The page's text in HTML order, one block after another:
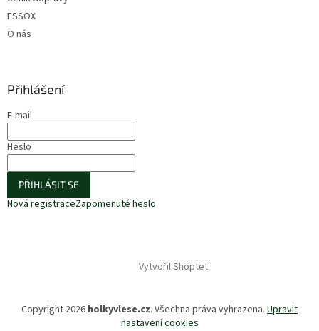
ESSOX
O nás
Přihlášení
E-mail
Heslo
PŘIHLÁSIT SE
Nová registraceZapomenuté heslo
Vytvořil Shoptet
Copyright 2026 holkyvlese.cz. Všechna práva vyhrazena. Upravit
nastavení cookies